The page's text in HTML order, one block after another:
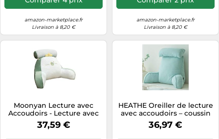
75×40×50cm/29.5×15.75×19.7″
amazon-marketplace.fr
Livraison à 8,20 €
75×40×50cm/29.5×15.75×19.7″
amazon-marketplace.fr
Livraison à 8,20 €
Moonyan Lecture avec
Accoudoirs - Lecture avec
Traversin Amovible -
Repose-Dos 2 en 1 pour
37,59 €
HEATHE Oreiller de lecture
avec accoudoirs – coussin
dossier grand lit, repose-
nuque 75×40×50 cm
36,97 €